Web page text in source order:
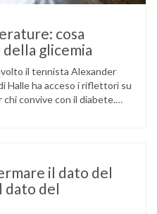
cosa
glicemia
il tennista Alexander
Halle ha acceso i riflettori su
convive con il diabete.
il dato del
dato del